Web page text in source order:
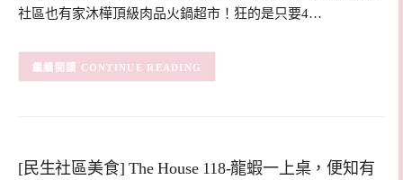
社區也有家沐樺頂級肉品火鍋超市！狂的是只要4…
CONTINUE READING
[民生社區美食] The House 118-龍蝦一上桌，便知有